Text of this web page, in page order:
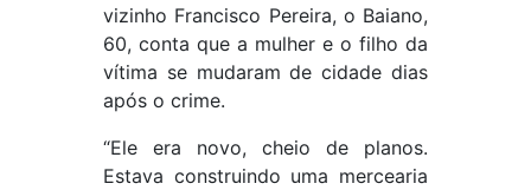
vizinho Francisco Pereira, o Baiano,
60, conta que a mulher e o filho da
vítima se mudaram de cidade dias
após o crime.
“Ele era novo, cheio de planos.
Estava construindo uma mercearia